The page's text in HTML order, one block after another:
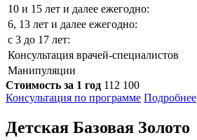
10 и 15 лет и далее ежегодно:
6, 13 лет и далее ежегодно:
с 3 до 17 лет:
Консультация врачей-специалистов
Манипуляции
Стоимость за 1 год 112 100
Консультация по программе Подробнее
Детская Базовая Золото